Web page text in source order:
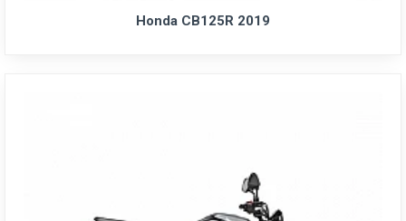
Honda CB125R 2019